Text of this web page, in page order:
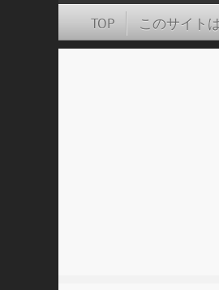
TOP このサイト